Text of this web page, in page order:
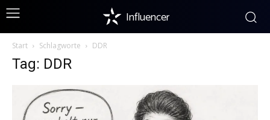
Influencer
Start Schlagworte DDR
Tag: DDR